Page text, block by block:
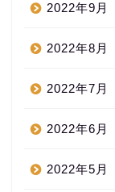
2022年9月
2022年8月
2022年7月
2022年6月
2022年5月